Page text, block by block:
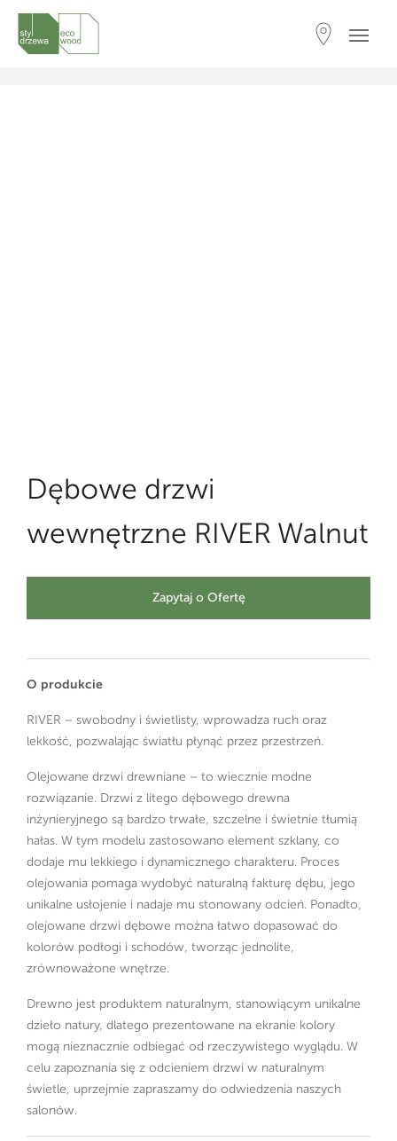
Dębowe drzwi
wewnętrzne RIVER Walnut
Zapytaj o Ofertę
O produkcie
RIVER – swobodny i świetlisty, wprowadza ruch oraz
lekkość, pozwalając światłu płynąć przez przestrzeń.
Olejowane drzwi drewniane – to wiecznie modne
rozwiązanie. Drzwi z litego dębowego drewna
inżynieryjnego są bardzo trwałe, szczelne i świetnie tłumią
hałas. W tym modelu zastosowano element szklany, co
dodaje mu lekkiego i dynamicznego charakteru. Proces
olejowania pomaga wydobyć naturalną fakturę dębu, jego
unikalne usłojenie i nadaje mu stonowany odcień. Ponadto,
olejowane drzwi dębowe można łatwo dopasować do
kolorów podłogi i schodów, tworząc jednolite,
zrównoważone wnętrze.
Drewno jest produktem naturalnym, stanowiącym unikalne
dzieło natury, dlatego prezentowane na ekranie kolory
mogą nieznacznie odbiegać od rzeczywistego wyglądu. W
celu zapoznania się z odcieniem drzwi w naturalnym
świetle, uprzejmie zapraszamy do odwiedzenia naszych
salonów.